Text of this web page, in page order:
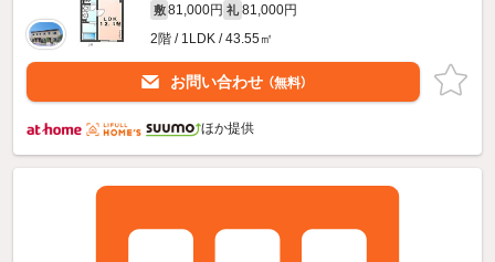
敷 81,000円 礼 81,000円
2階 / 1LDK / 43.55㎡
お問い合わせ （無料）
ほか提供